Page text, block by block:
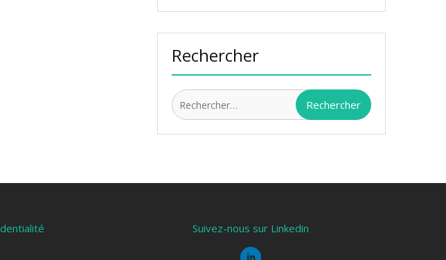
Rechercher
Rechercher :
Suivez-nous sur Linkedin